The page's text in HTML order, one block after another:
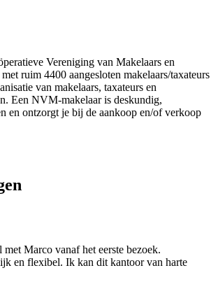
Vereniging van Makelaars en
ruim 4400 aangesloten makelaars/taxateurs
van makelaars, taxateurs en
Een NVM-makelaar is deskundig,
en ontzorgt je bij de aankoop en/of verkoop
Marco vanaf het eerste bezoek.
en flexibel. Ik kan dit kantoor van harte